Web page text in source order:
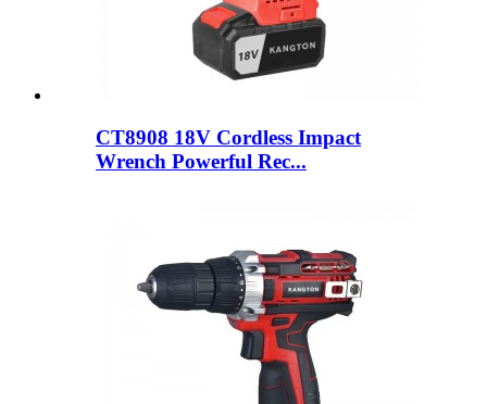
CT8908 18V Cordless Impact
Wrench Powerful Rec...